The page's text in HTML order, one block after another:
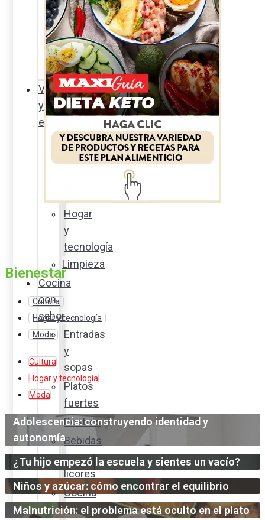
Sexualidad
responsable
En
la
percha
Vida
y
estilo
Productos
nuevos
Hogar
y
tecnología
Limpieza
Cocina
con
sabor
Entradas
y
sopas
Platos
fuertes
Postres
Bebidas
y
licores
Cocina
ecuatoriana
Bienestar
Cultura
Hogar y tecnología
Moda
Cultura
Hogar y tecnología
Moda
Adolescencia: construyendo identidad y
autonomía
¿Tu hijo empezó la escuela y sientes un vacío?
Niños y azúcar: cómo encontrar el equilibrio
Malnutrición: el problema está oculto en el plato